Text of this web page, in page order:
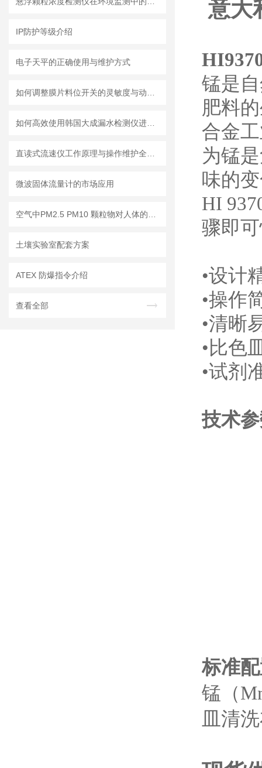
IP防护等级介绍
电子天平的正确使用与维护方式
微波固体流量计的市场应用
土壤实验室配套方案
ATEX 防爆指令介绍
查看全部
意大
锰是
肥料
合金
为锰
味的
HI
骤即
•设计
•操作
•清晰
•比色
•试剂
技术
标准
锰（
皿清